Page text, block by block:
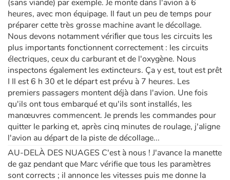
(sans viande) par exemple. Je monte dans l'avion à 6
heures, avec mon équipage. Il faut un peu de temps pour
préparer cette très grosse machine avant le décollage.
Nous devons notamment vériﬁer que tous les circuits les
plus importants fonctionnent correctement : les circuits
électriques, ceux du carburant et de l'oxygène. Nous
inspectons également les extincteurs. Ça y est, tout est prêt
I Il est 6 h 30 et le départ est prévu à 7 heures. Les
premiers passagers montent déjà dans l'avion. Une fois
qu'ils ont tous embarqué et qu'ils sont installés, les
manœuvres commencent. Je prends les commandes pour
quitter le parking et, après cinq minutes de roulage, j'aligne
l'avion au départ de la piste de décollage...
AU-DELÀ DES NUAGES C'est à nous ! J'avance la manette
de gaz pendant que Marc vérifie que tous les paramètres
sont corrects ; il annonce les vitesses puis me donne la